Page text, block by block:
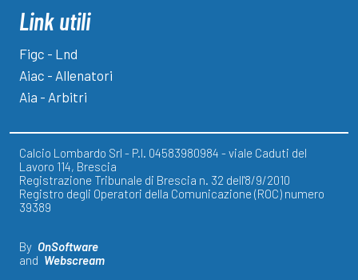
Link utili
Figc - Lnd
Aiac - Allenatori
Aia - Arbitri
Calcio Lombardo Srl - P.I. 04583980984 - viale Caduti del
Lavoro 114, Brescia
Registrazione Tribunale di Brescia n. 32 dell'8/9/2010
Registro degli Operatori della Comunicazione (ROC) numero
39389
By OnSoftware
and Webscream